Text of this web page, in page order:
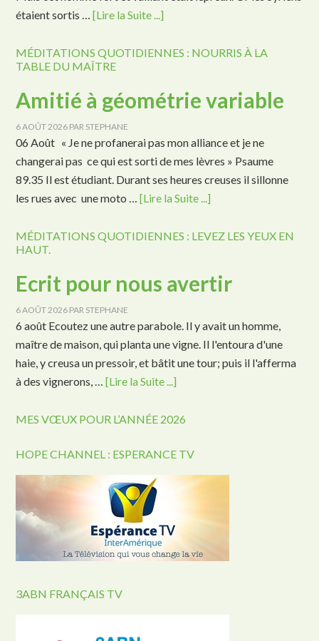
étaient sortis …[Lire la Suite ...]
MÉDITATIONS QUOTIDIENNES : NOURRIS À LA
TABLE DU MAÎTRE
Amitié à géométrie variable
6 AOÛT 2026 PAR STEPHANE
06 Août « Je ne profanerai pas mon alliance et je ne
changerai pas ce qui est sorti de mes lèvres » Psaume
89.35 Il est étudiant. Durant ses heures creuses il sillonne
les rues avec une moto …[Lire la Suite ...]
MÉDITATIONS QUOTIDIENNES : LEVEZ LES YEUX EN
HAUT.
Ecrit pour nous avertir
6 AOÛT 2026 PAR STEPHANE
6 août Ecoutez une autre parabole. Il y avait un homme,
maître de maison, qui planta une vigne. Il l'entoura d'une
haie, y creusa un pressoir, et bâtit une tour; puis il l'afferma
à des vignerons, …[Lire la Suite ...]
MES VŒUX POUR L’ANNÉE 2026
HOPE CHANNEL : ESPERANCE TV
3ABN FRANÇAIS TV